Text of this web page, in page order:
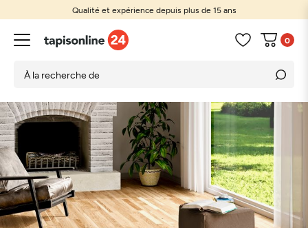
Qualité et expérience depuis plus de 15 ans
0